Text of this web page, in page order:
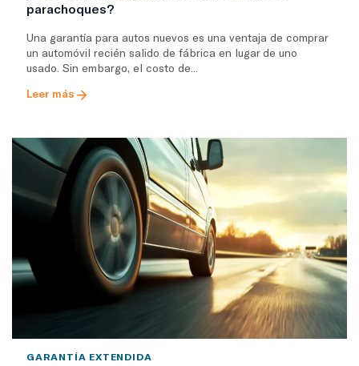
parachoques?
Una garantía para autos nuevos es una ventaja de comprar
un automóvil recién salido de fábrica en lugar de uno
usado. Sin embargo, el costo de...
Leer más
GARANTÍA EXTENDIDA